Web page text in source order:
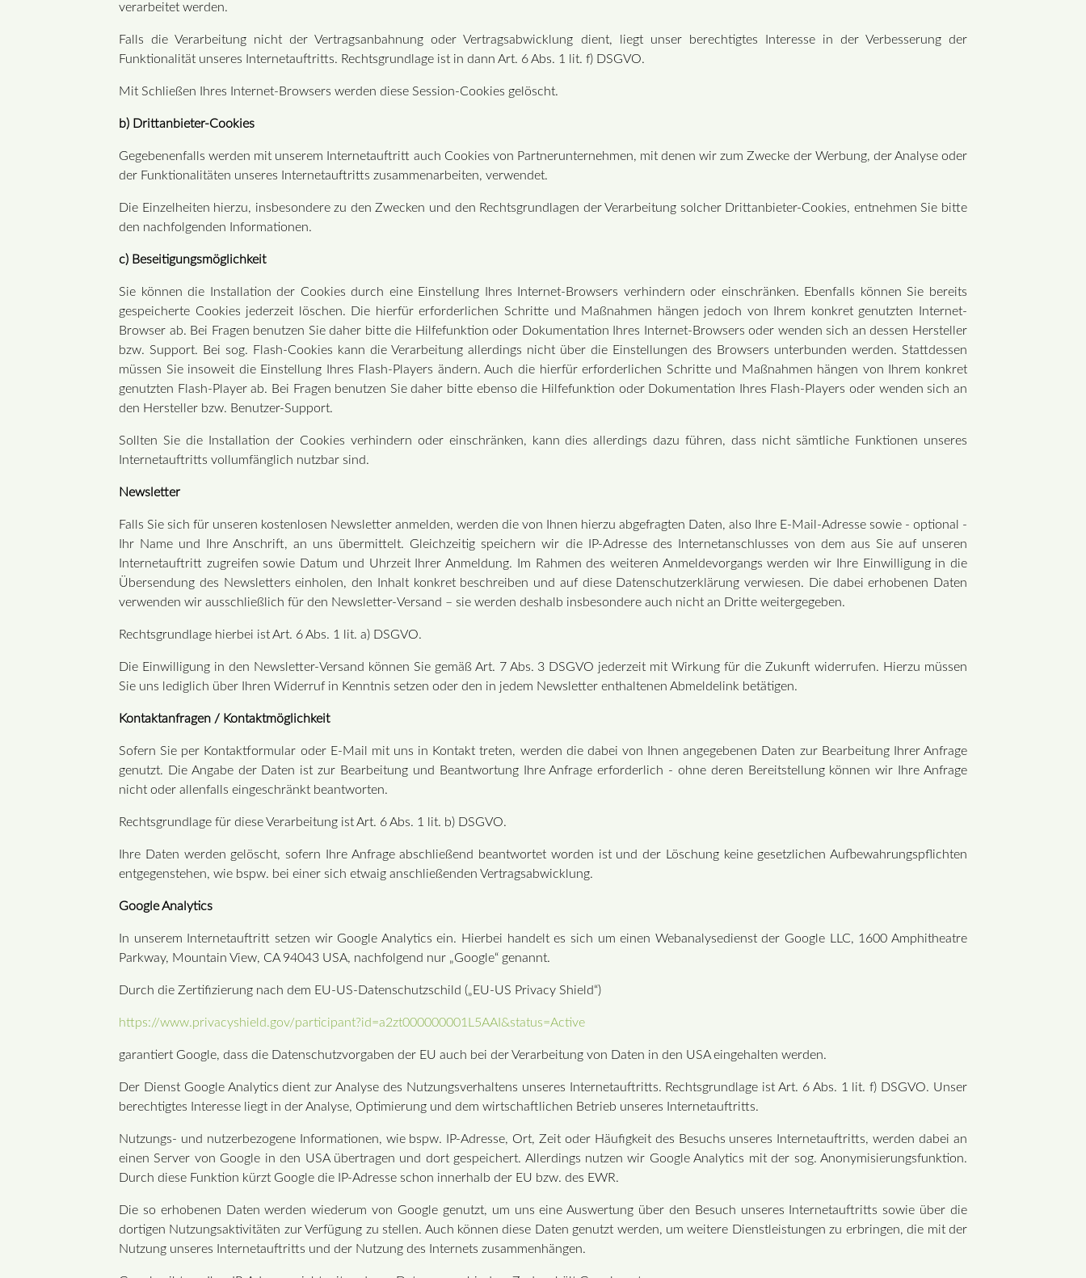
verarbeitet werden.
Falls die Verarbeitung nicht der Vertragsanbahnung oder Vertragsabwicklung dient, liegt unser berechtigtes Interesse in der Verbesserung der
Funktionalität unseres Internetauftritts. Rechtsgrundlage ist in dann Art. 6 Abs. 1 lit. f) DSGVO.
Mit Schließen Ihres Internet-Browsers werden diese Session-Cookies gelöscht.
b) Drittanbieter-Cookies
Gegebenenfalls werden mit unserem Internetauftritt auch Cookies von Partnerunternehmen, mit denen wir zum Zwecke der Werbung, der Analyse oder
der Funktionalitäten unseres Internetauftritts zusammenarbeiten, verwendet.
Die Einzelheiten hierzu, insbesondere zu den Zwecken und den Rechtsgrundlagen der Verarbeitung solcher Drittanbieter-Cookies, entnehmen Sie bitte
den nachfolgenden Informationen.
c) Beseitigungsmöglichkeit
Sie können die Installation der Cookies durch eine Einstellung Ihres Internet-Browsers verhindern oder einschränken. Ebenfalls können Sie bereits
gespeicherte Cookies jederzeit löschen. Die hierfür erforderlichen Schritte und Maßnahmen hängen jedoch von Ihrem konkret genutzten Internet-
Browser ab. Bei Fragen benutzen Sie daher bitte die Hilfefunktion oder Dokumentation Ihres Internet-Browsers oder wenden sich an dessen Hersteller
bzw. Support. Bei sog. Flash-Cookies kann die Verarbeitung allerdings nicht über die Einstellungen des Browsers unterbunden werden. Stattdessen
müssen Sie insoweit die Einstellung Ihres Flash-Players ändern. Auch die hierfür erforderlichen Schritte und Maßnahmen hängen von Ihrem konkret
genutzten Flash-Player ab. Bei Fragen benutzen Sie daher bitte ebenso die Hilfefunktion oder Dokumentation Ihres Flash-Players oder wenden sich an
den Hersteller bzw. Benutzer-Support.
Sollten Sie die Installation der Cookies verhindern oder einschränken, kann dies allerdings dazu führen, dass nicht sämtliche Funktionen unseres
Internetauftritts vollumfänglich nutzbar sind.
Newsletter
Falls Sie sich für unseren kostenlosen Newsletter anmelden, werden die von Ihnen hierzu abgefragten Daten, also Ihre E-Mail-Adresse sowie - optional -
Ihr Name und Ihre Anschrift, an uns übermittelt. Gleichzeitig speichern wir die IP-Adresse des Internetanschlusses von dem aus Sie auf unseren
Internetauftritt zugreifen sowie Datum und Uhrzeit Ihrer Anmeldung. Im Rahmen des weiteren Anmeldevorgangs werden wir Ihre Einwilligung in die
Übersendung des Newsletters einholen, den Inhalt konkret beschreiben und auf diese Datenschutzerklärung verwiesen. Die dabei erhobenen Daten
verwenden wir ausschließlich für den Newsletter-Versand – sie werden deshalb insbesondere auch nicht an Dritte weitergegeben.
Rechtsgrundlage hierbei ist Art. 6 Abs. 1 lit. a) DSGVO.
Die Einwilligung in den Newsletter-Versand können Sie gemäß Art. 7 Abs. 3 DSGVO jederzeit mit Wirkung für die Zukunft widerrufen. Hierzu müssen
Sie uns lediglich über Ihren Widerruf in Kenntnis setzen oder den in jedem Newsletter enthaltenen Abmeldelink betätigen.
Kontaktanfragen / Kontaktmöglichkeit
Sofern Sie per Kontaktformular oder E-Mail mit uns in Kontakt treten, werden die dabei von Ihnen angegebenen Daten zur Bearbeitung Ihrer Anfrage
genutzt. Die Angabe der Daten ist zur Bearbeitung und Beantwortung Ihre Anfrage erforderlich - ohne deren Bereitstellung können wir Ihre Anfrage
nicht oder allenfalls eingeschränkt beantworten.
Rechtsgrundlage für diese Verarbeitung ist Art. 6 Abs. 1 lit. b) DSGVO.
Ihre Daten werden gelöscht, sofern Ihre Anfrage abschließend beantwortet worden ist und der Löschung keine gesetzlichen Aufbewahrungspflichten
entgegenstehen, wie bspw. bei einer sich etwaig anschließenden Vertragsabwicklung.
Google Analytics
In unserem Internetauftritt setzen wir Google Analytics ein. Hierbei handelt es sich um einen Webanalysedienst der Google LLC, 1600 Amphitheatre
Parkway, Mountain View, CA 94043 USA, nachfolgend nur „Google“ genannt.
Durch die Zertifizierung nach dem EU-US-Datenschutzschild („EU-US Privacy Shield“)
https://www.privacyshield.gov/participant?id=a2zt000000001L5AAI&status=Active
garantiert Google, dass die Datenschutzvorgaben der EU auch bei der Verarbeitung von Daten in den USA eingehalten werden.
Der Dienst Google Analytics dient zur Analyse des Nutzungsverhaltens unseres Internetauftritts. Rechtsgrundlage ist Art. 6 Abs. 1 lit. f) DSGVO. Unser
berechtigtes Interesse liegt in der Analyse, Optimierung und dem wirtschaftlichen Betrieb unseres Internetauftritts.
Nutzungs- und nutzerbezogene Informationen, wie bspw. IP-Adresse, Ort, Zeit oder Häufigkeit des Besuchs unseres Internetauftritts, werden dabei an
einen Server von Google in den USA übertragen und dort gespeichert. Allerdings nutzen wir Google Analytics mit der sog. Anonymisierungsfunktion.
Durch diese Funktion kürzt Google die IP-Adresse schon innerhalb der EU bzw. des EWR.
Die so erhobenen Daten werden wiederum von Google genutzt, um uns eine Auswertung über den Besuch unseres Internetauftritts sowie über die
dortigen Nutzungsaktivitäten zur Verfügung zu stellen. Auch können diese Daten genutzt werden, um weitere Dienstleistungen zu erbringen, die mit der
Nutzung unseres Internetauftritts und der Nutzung des Internets zusammenhängen.